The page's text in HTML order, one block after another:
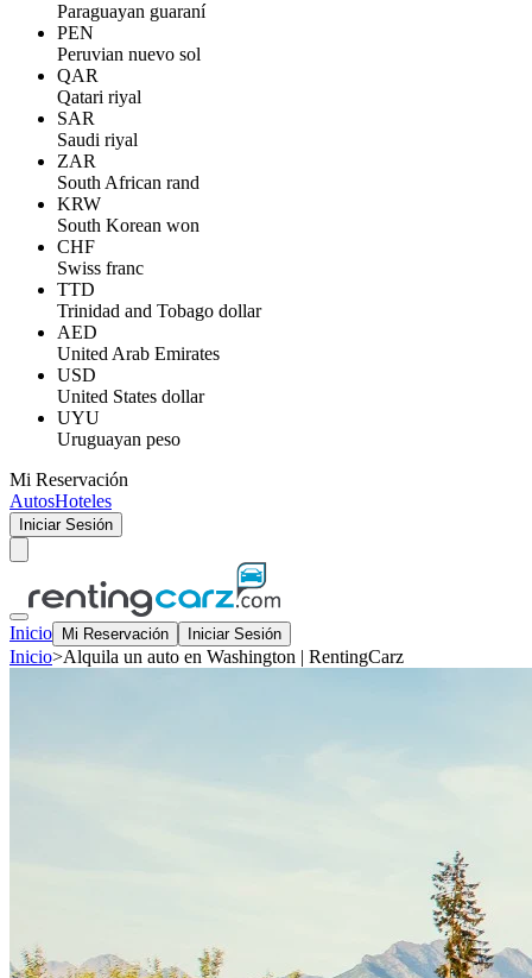
Paraguayan guaraní
PEN
Peruvian nuevo sol
QAR
Qatari riyal
SAR
Saudi riyal
ZAR
South African rand
KRW
South Korean won
CHF
Swiss franc
TTD
Trinidad and Tobago dollar
AED
United Arab Emirates
USD
United States dollar
UYU
Uruguayan peso
Mi Reservación
AutosHoteles
Iniciar Sesión
Inicio Mi Reservación Iniciar Sesión
Inicio>Alquila un auto en Washington | RentingCarz